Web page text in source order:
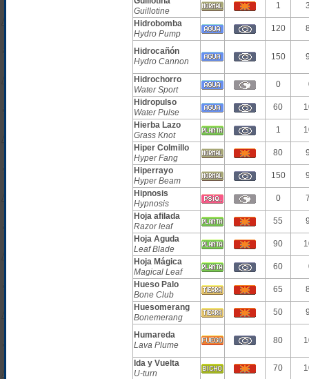
Guillotine
1
Hidrobomba
Hydro Pump
120
Hidrocañón
Hydro Cannon
150
Hidrochorro
Water Sport
0
Hidropulso
Water Pulse
60
Hierba Lazo
Grass Knot
1
Hiper Colmillo
Hyper Fang
80
Hiperrayo
Hyper Beam
150
Hipnosis
Hypnosis
0
Hoja afilada
Razor leaf
55
Hoja Aguda
Leaf Blade
90
Hoja Mágica
Magical Leaf
60
Hueso Palo
Bone Club
65
Huesomerang
Bonemerang
50
Humareda
Lava Plume
80
Ida y Vuelta
U-turn
70